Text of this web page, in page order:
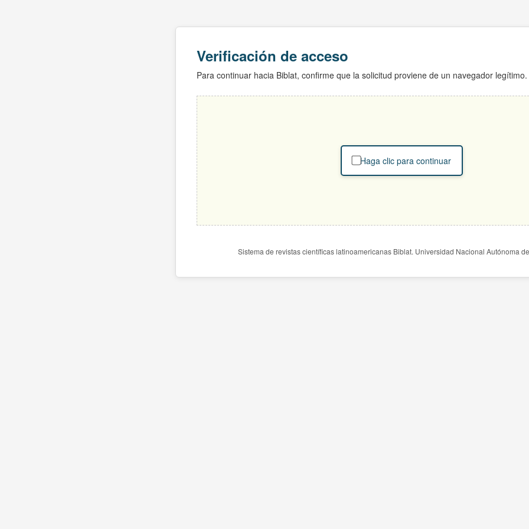
Verificación de acceso
Para continuar hacia Biblat, confirme que la solicitud proviene de un navegador legítimo.
Haga clic para continuar
Sistema de revistas científicas latinoamericanas Biblat. Universidad Nacional Autónoma